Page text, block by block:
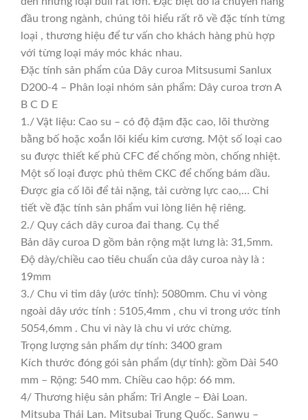
đầu trong ngành, chúng tôi hiểu rất rõ về đặc tính từng
loại , thương hiệu để tư vấn cho khách hàng phù hợp
với từng loại máy móc khác nhau.
Đặc tính sản phẩm của Dây curoa Mitsusumi Sanlux
D200-4 – Phân loại nhóm sản phẩm: Dây curoa trơn A
B C D E
1./ Vật liệu: Cao su – có độ đậm đặc cao, lõi thường
bằng bố hoặc xoắn lõi kiểu kim cương. Một số loại cao
su được thiết kế phủ CFC để chống mòn, chống nhiệt.
Một số loại được phủ thêm CKC để chống bám dầu.
Được gia cố lõi để tải nặng, tải cường lực cao,… Chi
tiết về đặc tính sản phẩm vui lòng liên hệ riêng.
2./ Quy cách dây curoa đai thang. Cụ thể
Bản dây curoa D gồm bản rộng mặt lưng là: 31,5mm.
Độ dày/chiều cao tiêu chuẩn của dây curoa này là :
19mm
3./ Chu vi tim dây (ước tính): 5080mm. Chu vi vòng
ngoài dây ước tính : 5105,4mm , chu vi trong ước tính
5054,6mm . Chu vi này là chu vi ước chừng.
Trọng lượng sản phẩm dự tính: 3400 gram
Kích thước đóng gói sản phẩm (dự tính): gồm Dài 540
mm – Rộng: 540 mm. Chiều cao hộp: 66 mm.
4/ Thương hiệu sản phẩm: Tri Angle – Đài Loan.
Mitsuba Thái Lan. Mitsubai Trung Quốc. Sanwu –